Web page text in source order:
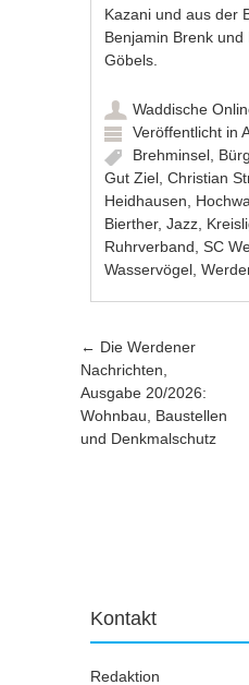
Kazani und aus der
Benjamin Brenk und
Göbels.
Waddische
Veröffentlicht in
Brehminsel,
Gut Ziel,Christian
Heidhausen,
Bierther,Jazz,
Ruhrverband,SC
Wasservögel,
Artikel-
← Die Werdener
Nachrichten,
Ausgabe 20/2026:
Wohnbau, Baustellen
und Denkmalschutz
Kontakt
Redaktion